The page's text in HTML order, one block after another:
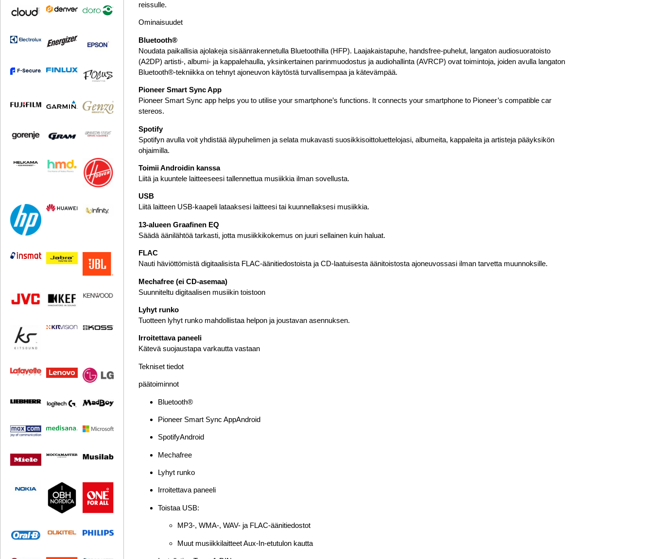
reissulle.
Ominaisuudet
Bluetooth®
Noudata paikallisia ajolakeja sisäänrakennetulla Bluetoothilla (HFP). Laajakaistapuhe, handsfree-puhelut, langaton audiosuoratoisto
(A2DP) artisti-, albumi- ja kappalehaulla, yksinkertainen parinmuodostus ja audiohallinta (AVRCP) ovat toimintoja, joiden avulla langaton
Bluetooth®-tekniikka on tehnyt ajoneuvon käytöstä turvallisempaa ja kätevämpää.
Pioneer Smart Sync App
Pioneer Smart Sync app helps you to utilise your smartphone’s functions. It connects your smartphone to Pioneer’s compatible car
stereos.
Spotify
Spotifyn avulla voit yhdistää älypuhelimen ja selata mukavasti suosikkisoittoluettelojasi, albumeita, kappaleita ja artisteja pääyksikön
ohjaimilla.
Toimii Androidin kanssa
Liitä ja kuuntele laitteeseesi tallennettua musiikkia ilman sovellusta.
USB
Liitä laitteen USB-kaapeli lataaksesi laitteesi tai kuunnellaksesi musiikkia.
13-alueen Graafinen EQ
Säädä äänilähtöä tarkasti, jotta musiikkikokemus on juuri sellainen kuin haluat.
FLAC
Nauti häviöttömistä digitaalisista FLAC-äänitiedostoista ja CD-laatuisesta äänitoistosta ajoneuvossasi ilman tarvetta muunnoksille.
Mechafree (ei CD-asemaa)
Suunniteltu digitaalisen musiikin toistoon
Lyhyt runko
Tuotteen lyhyt runko mahdollistaa helpon ja joustavan asennuksen.
Irroitettava paneeli
Kätevä suojaustapa varkautta vastaan
Tekniset tiedot
päätoiminnot
Bluetooth®
Pioneer Smart Sync AppAndroid
SpotifyAndroid
Mechafree
Lyhyt runko
Irroitettava paneeli
Toistaa USB:
MP3-, WMA-, WAV- ja FLAC-äänitiedostot
Muut musiikkilaitteet Aux-In-etutulon kautta